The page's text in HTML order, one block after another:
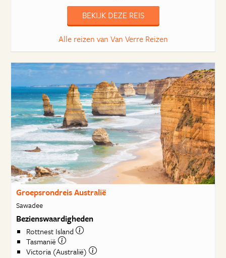
BEKIJK DEZE REIS
Alle reizen van Van Verre Reizen
Groepsrondreis Australië
Sawadee
Bezienswaardigheden
Rottnest Island
Tasmanië
Victoria (Australië)